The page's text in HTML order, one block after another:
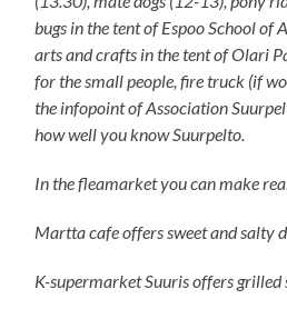
bugs in the tent of Espoo School
arts and crafts in the tent of Olari
for the small people, fire truck (if
the infopoint of Association
how well you know Suurpelto.
In the fleamarket you can make
Martta cafe offers sweet and salty
K-supermarket Suuris offers grilled